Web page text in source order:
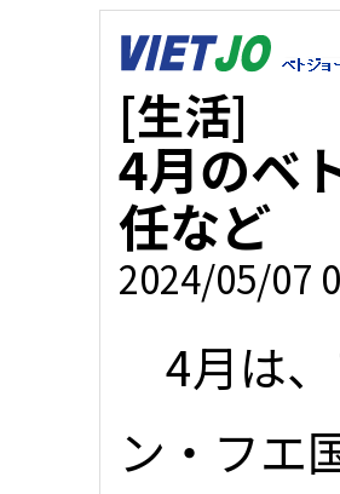
[生活]
4月のベ
任など
2024/05/07
4月は
ン・フエ